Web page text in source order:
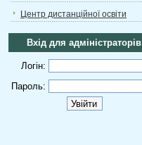
Центр дистанційної освіти
Вхід для адміністраторів
Логін:
Пароль: